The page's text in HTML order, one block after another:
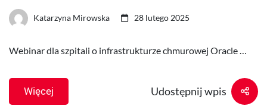
Katarzyna Mirowska 28 lutego 2025
Webinar dla szpitali o infrastrukturze chmurowej Oracle …
Więcej Udostępnij wpis